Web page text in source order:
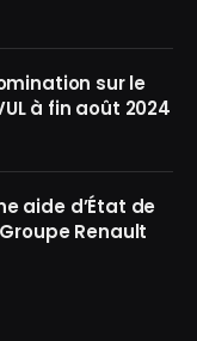
sur le
à fin août 2024
aide d’État de
Renault